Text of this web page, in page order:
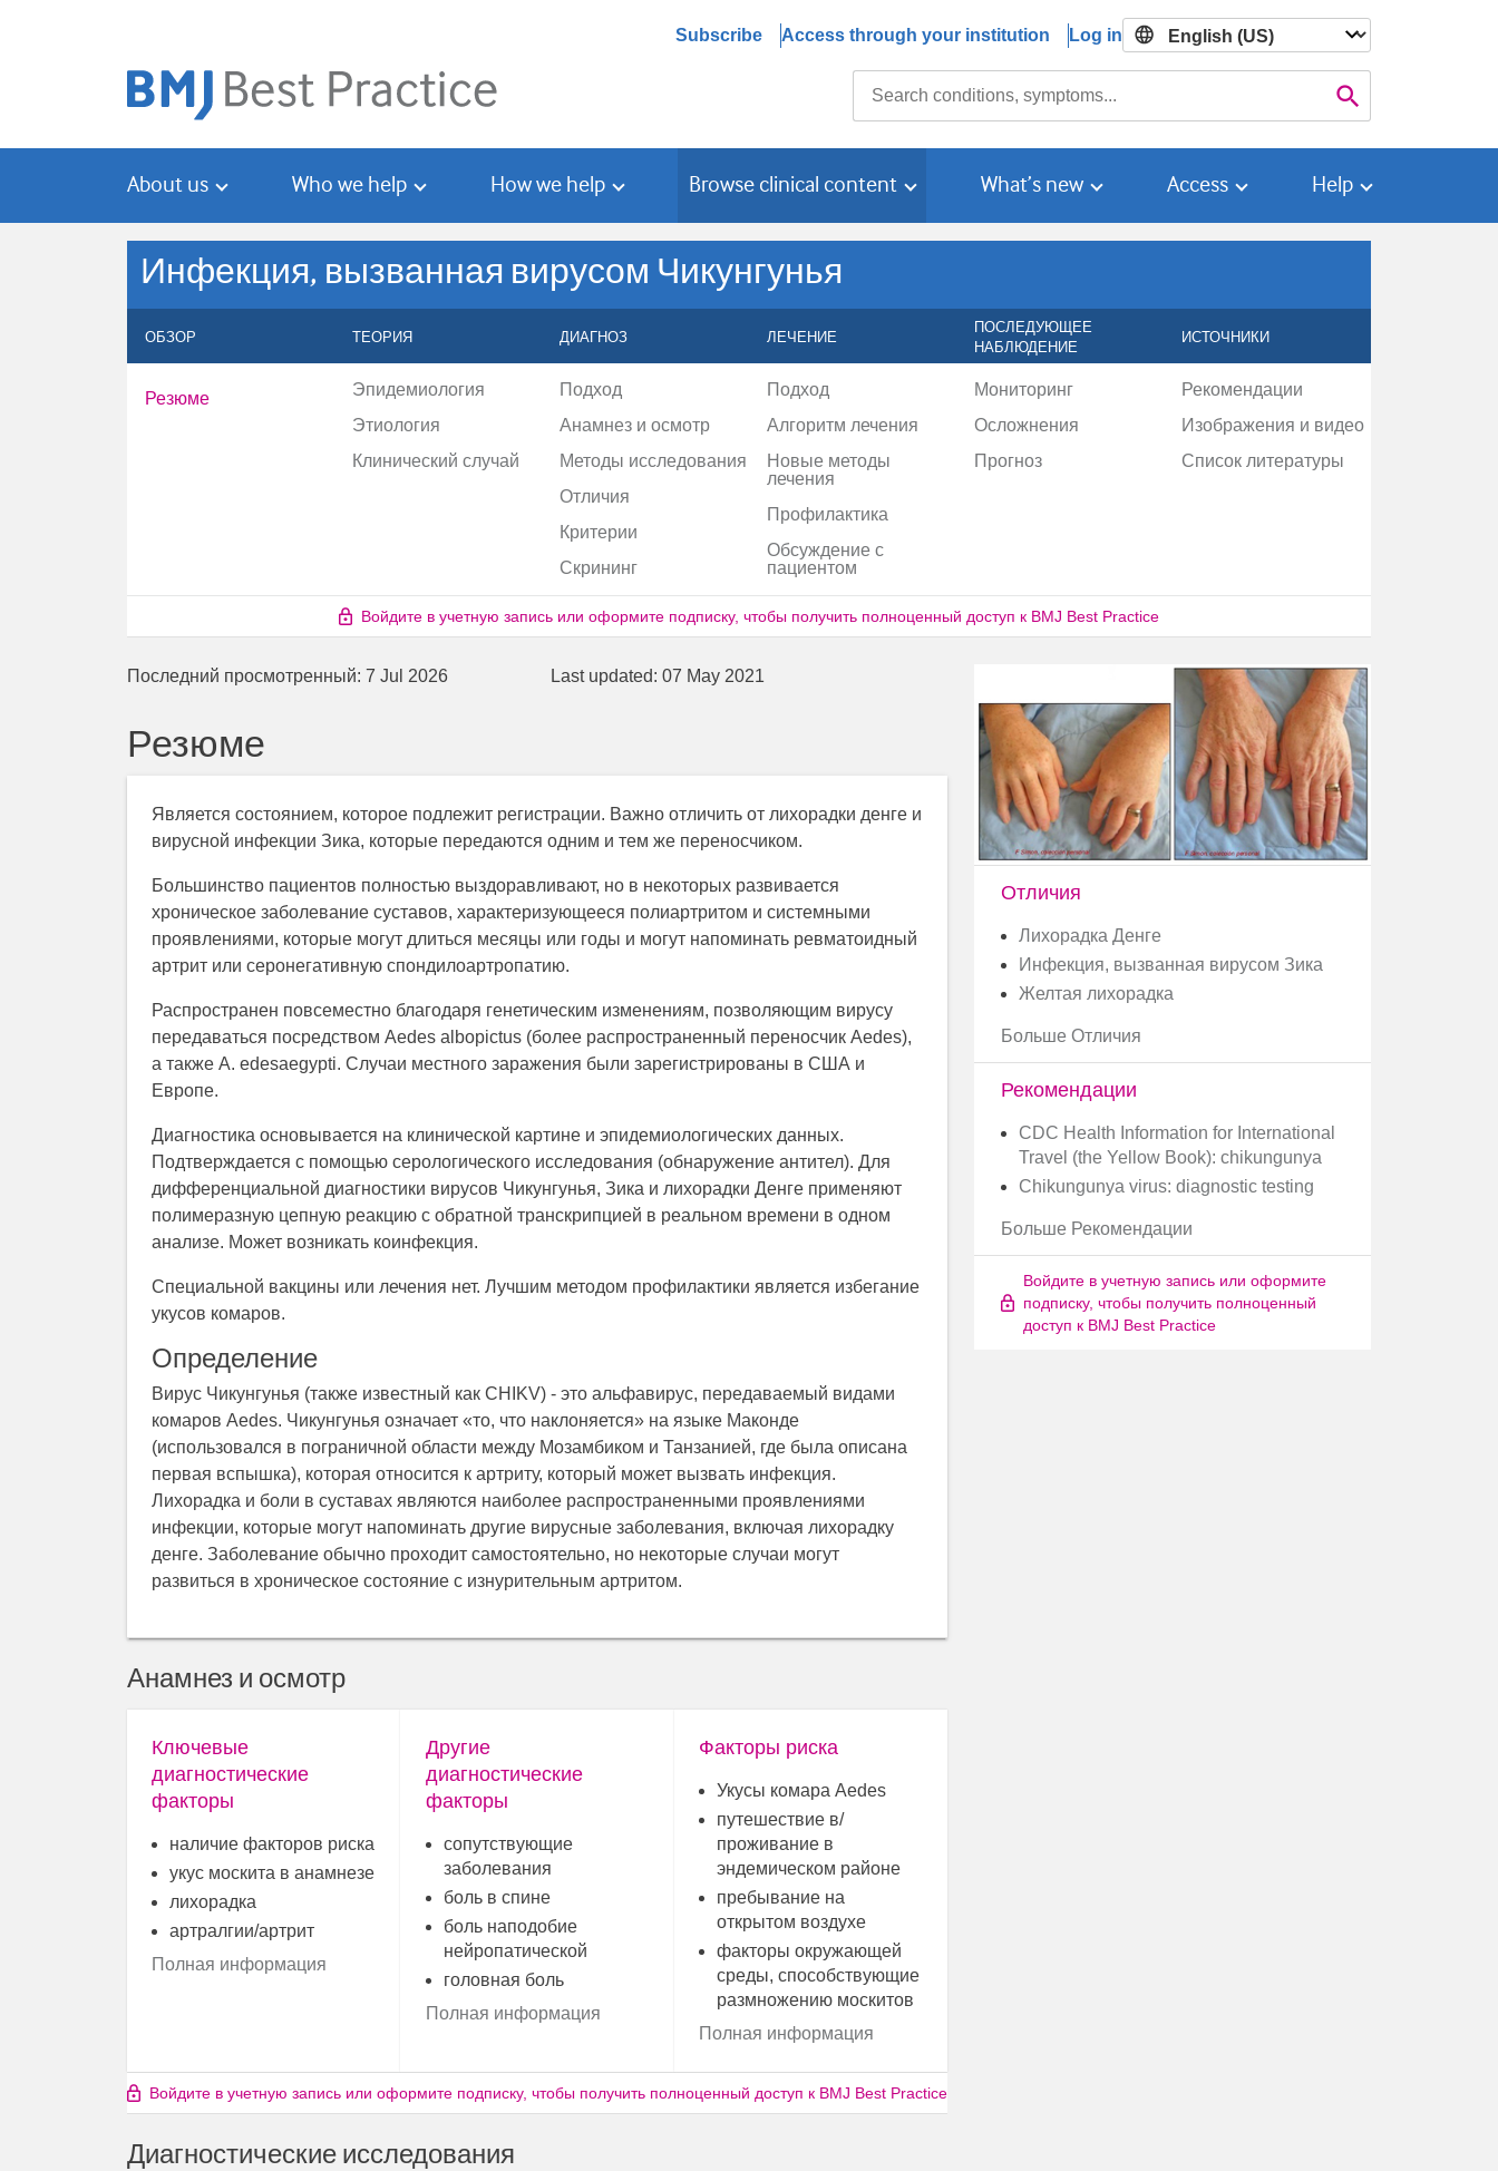
Subscribe Access through your institution Log in

About us Who we help How we help Browse clinical content What’s new Access Help
Инфекция, вызванная вирусом Чикунгунья
ОБЗОР ТЕОРИЯ ДИАГНОЗ ЛЕЧЕНИЕ
ПОСЛЕДУЮЩЕЕ
НАБЛЮДЕНИЕ
ИСТОЧНИКИ
Резюме
Эпидемиология
Этиология
Клинический случай
Подход
Анамнез и осмотр
Методы исследования
Отличия
Критерии
Скрининг
Подход
Алгоритм лечения
Новые методы
лечения
Профилактика
Обсуждение с
пациентом
Мониторинг
Осложнения
Прогноз
Рекомендации
Изображения и видео
Список литературы
Войдите в учетную запись или оформите подписку, чтобы получить полноценный доступ к BMJ Best Practice
Последний просмотренный: 7 Jul 2026 Last updated: 07 May 2021
Резюме
Является состоянием, которое подлежит регистрации. Важно отличить от лихорадки денге и
вирусной инфекции Зика, которые передаются одним и тем же переносчиком.
Большинство пациентов полностью выздоравливают, но в некоторых развивается
хроническое заболевание суставов, характеризующееся полиартритом и системными
проявлениями, которые могут длиться месяцы или годы и могут напоминать ревматоидный
артрит или серонегативную спондилоартропатию.
Распространен повсеместно благодаря генетическим изменениям, позволяющим вирусу
передаваться посредством Aedes albopictus (более распространенный переносчик Aedes),
а также A. edesaegypti. Случаи местного заражения были зарегистрированы в США и
Европе.
Диагностика основывается на клинической картине и эпидемиологических данных.
Подтверждается с помощью серологического исследования (обнаружение антител). Для
дифференциальной диагностики вирусов Чикунгунья, Зика и лихорадки Денге применяют
полимеразную цепную реакцию с обратной транскрипцией в реальном времени в одном
анализе. Может возникать коинфекция.
Специальной вакцины или лечения нет. Лучшим методом профилактики является избегание
укусов комаров.
Определение
Вирус Чикунгунья (также известный как CHIKV) - это альфавирус, передаваемый видами
комаров Aedes. Чикунгунья означает «то, что наклоняется» на языке Маконде
(использовался в пограничной области между Мозамбиком и Танзанией, где была описана
первая вспышка), которая относится к артриту, который может вызвать инфекция.
Лихорадка и боли в суставах являются наиболее распространенными проявлениями
инфекции, которые могут напоминать другие вирусные заболевания, включая лихорадку
денге. Заболевание обычно проходит самостоятельно, но некоторые случаи могут
развиться в хроническое состояние с изнурительным артритом.
Анамнез и осмотр
Ключевые
диагностические
факторы
наличие факторов риска
укус москита в анамнезе
лихорадка
артралгии/артрит
Полная информация
Другие
диагностические
факторы
сопутствующие
заболевания
боль в спине
боль наподобие
нейропатической
головная боль
Полная информация
Факторы риска
Укусы комара Aedes
путешествие в/
проживание в
эндемическом районе
пребывание на
открытом воздухе
факторы окружающей
среды, способствующие
размножению москитов
Полная информация
Войдите в учетную запись или оформите подписку, чтобы получить полноценный доступ к BMJ Best Practice
Диагностические исследования
Отличия
Лихорадка Денге
Инфекция, вызванная вирусом Зика
Желтая лихорадка
Больше Отличия
Рекомендации
CDC Health Information for International
Travel (the Yellow Book): chikungunya
Chikungunya virus: diagnostic testing
Больше Рекомендации
Войдите в учетную запись или оформите
подписку, чтобы получить полноценный
доступ к BMJ Best Practice